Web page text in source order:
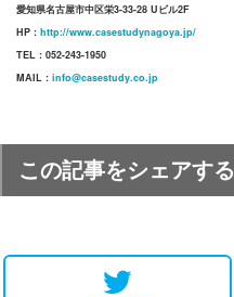
愛知県名古屋市中区栄3-33-28 Uビル2F
HP : http://www.casestudynagoya.jp/
TEL : 052-243-1950
MAIL : info@casestudy.co.jp
この記事をシェアする